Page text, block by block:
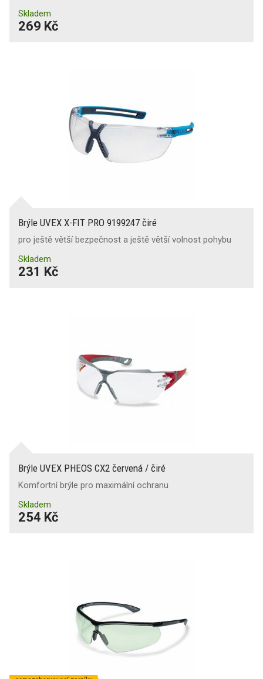
Skladem
269 Kč
Brýle UVEX X-FIT PRO 9199247 čiré
pro ještě větší bezpečnost a ještě větší volnost pohybu
Skladem
231 Kč
Brýle UVEX PHEOS CX2 červená / čiré
Komfortní brýle pro maximální ochranu
Skladem
254 Kč